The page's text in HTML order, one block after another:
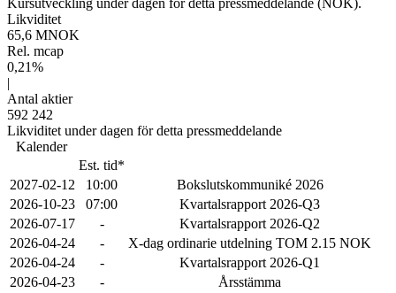
Kursutveckling under dagen för detta pressmeddelande (NOK).
Likviditet
65,6 MNOK
Rel. mcap
0,21%
|
Antal aktier
592 242
Likviditet under dagen för detta pressmeddelande
Kalender
Est. tid*
2027-02-12
10:00
Bokslutskommuniké 2026
2026-10-23
07:00
Kvartalsrapport 2026-Q3
2026-07-17
-
Kvartalsrapport 2026-Q2
2026-04-24
-
X-dag ordinarie utdelning TOM 2.15 NOK
2026-04-24
-
Kvartalsrapport 2026-Q1
2026-04-23
-
Årsstämma